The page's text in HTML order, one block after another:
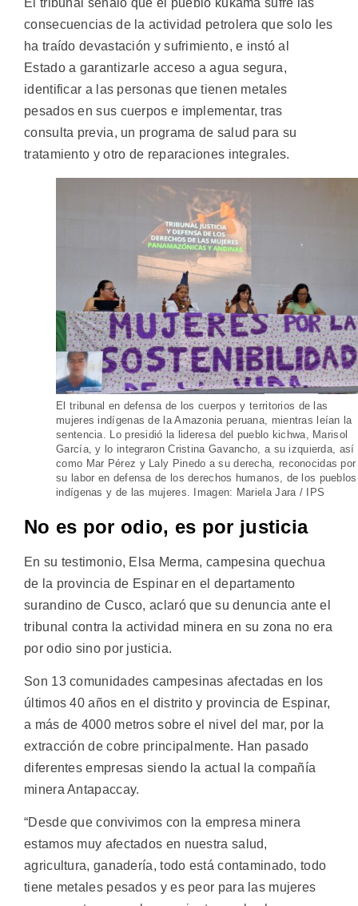
consecuencias de la actividad petrolera que solo les
ha traído devastación y sufrimiento, e instó al
Estado a garantizarle acceso a agua segura,
identificar a las personas que tienen metales
pesados en sus cuerpos e implementar, tras
consulta previa, un programa de salud para su
tratamiento y otro de reparaciones integrales.
El tribunal en defensa de los cuerpos y territorios de las
mujeres indígenas de la Amazonia peruana, mientras leían la
sentencia. Lo presidió la lideresa del pueblo kichwa, Marisol
García, y lo integraron Cristina Gavancho, a su izquierda, así
como Mar Pérez y Laly Pinedo a su derecha, reconocidas por
su labor en defensa de los derechos humanos, de los pueblos
indígenas y de las mujeres. Imagen: Mariela Jara / IPS
No es por odio, es por justicia
En su testimonio, Elsa Merma, campesina quechua
de la provincia de Espinar en el departamento
surandino de Cusco, aclaró que su denuncia ante el
tribunal contra la actividad minera en su zona no era
por odio sino por justicia.
Son 13 comunidades campesinas afectadas en los
últimos 40 años en el distrito y provincia de Espinar,
a más de 4000 metros sobre el nivel del mar, por la
extracción de cobre principalmente. Han pasado
diferentes empresas siendo la actual la compañía
minera Antapaccay.
“Desde que convivimos con la empresa minera
estamos muy afectados en nuestra salud,
agricultura, ganadería, todo está contaminado, todo
tiene metales pesados y es peor para las mujeres